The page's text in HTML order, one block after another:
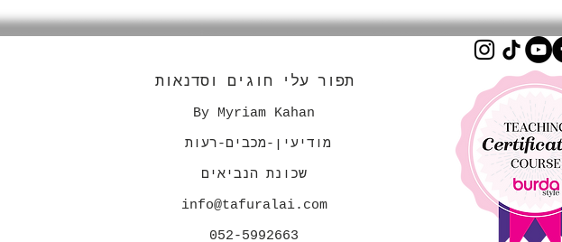
תפור עלי חוגים וסדנאות
By Myriam Kahan
מודיעין-מכבים-רעות
שכונת הנביאים
info@tafuralai.com
052-5992663